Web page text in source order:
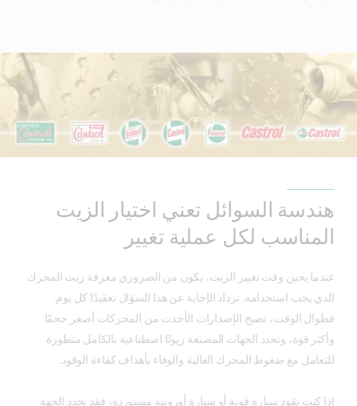
هندسة السوائل تعني اختيار الزيت
المناسب لكل عملية تغيير
عندما يحين وقت تغيير الزيت، يكون من الضروري معرفة زيت المحرك
الذي يجب استخدامه. تزداد الإجابة عن هذا السؤال تعقيدًا كل يوم.
فطوال الوقت، تصبح الإصدارات الأحدث من المحركات أصغر حجمًا
وأكثر قوة، وتحدد الجهات المصنعة زيوتًا اصطناعية بالكامل متطورة
للتعامل مع ضغوط المحرك العالية والوفاء بأهداف كفاءة الوقود.
إذا كنت تقود سيارة قوية أو سيارة أوروبية مستوردة، فقد تحدد الجهة